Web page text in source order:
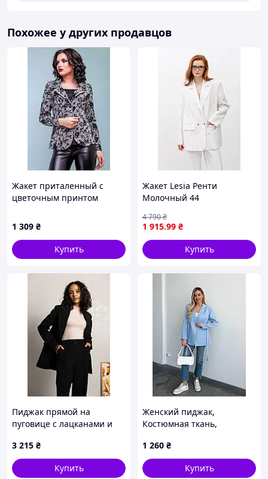
Похожее у других продавцов
Жакет приталенный с
цветочным принтом
1 309 ₴
Купить
Жакет Lesia Ренти
Молочный 44
1 915.99 ₴
4 790₴
Купить
Пиджак прямой на
пуговице с лацканами и
3 215 ₴
Купить
Женский пиджак,
Костюмная ткань,
Голубой
1 260 ₴
Купить